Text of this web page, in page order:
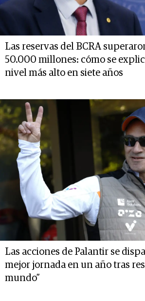
Las reservas del BCRA
50.000 millones: cómo se
nivel más alto en siete años
Las acciones de Palantir se
mejor jornada en un año tras
mundo”